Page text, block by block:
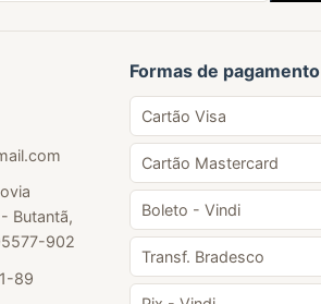
Butantã,
902
89
Formas de pagamento
Cartão Visa
Cartão Mastercard
Boleto - Vindi
Transf. Bradesco